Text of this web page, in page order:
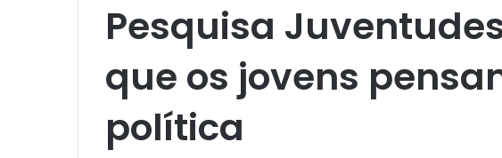
Pesquisa
que os jovens
política